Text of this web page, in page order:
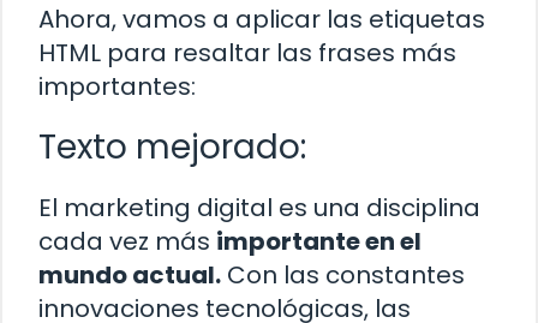
Ahora, vamos a aplicar las etiquetas
HTML para resaltar las frases más
importantes:
Texto mejorado:
El marketing digital es una disciplina
cada vez más importante en el
mundo actual. Con las constantes
innovaciones tecnológicas, las